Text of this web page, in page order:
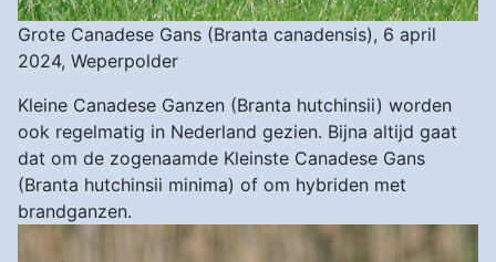
Grote Canadese Gans (Branta canadensis), 6 april
2024, Weperpolder
Kleine Canadese Ganzen (Branta hutchinsii) worden
ook regelmatig in Nederland gezien. Bijna altijd gaat
dat om de zogenaamde Kleinste Canadese Gans
(Branta hutchinsii minima) of om hybriden met
brandganzen.